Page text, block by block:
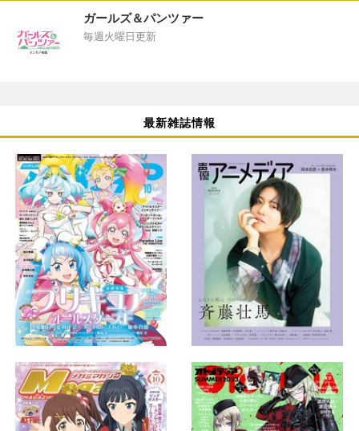
ガールズ＆パンツァー
毎週火曜日更新
最新雑誌情報